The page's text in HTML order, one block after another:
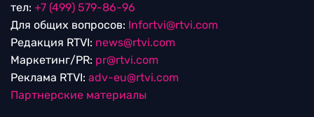
тел: +7 (499) 579-86-96
Для общих вопросов: Infortvi@rtvi.com
Редакция RTVI: news@rtvi.com
Маркетинг/PR: pr@rtvi.com
Реклама RTVI: adv-eu@rtvi.com
Партнерские материалы